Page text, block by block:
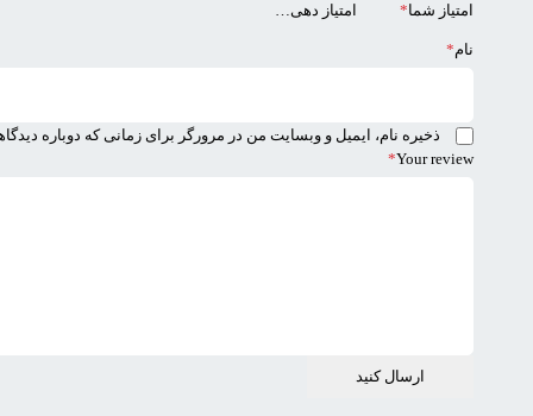
امتیاز شما*
Your review
*
نام*
ذخیره نام، ایمیل و وبسایت من در مرورگر برای زمانی که دوباره